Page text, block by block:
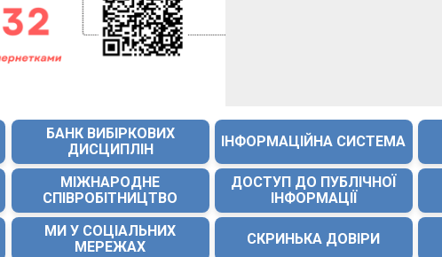
БАНК ВИБІРКОВИХ
ДИСЦИПЛІН
ІНФОРМАЦІЙНА СИСТЕМА
МІЖНАРОДНЕ
СПІВРОБІТНИЦТВО
ДОСТУП ДО ПУБЛІЧНОЇ
ІНФОРМАЦІЇ
МИ У СОЦІАЛЬНИХ
МЕРЕЖАХ
СКРИНЬКА ДОВІРИ